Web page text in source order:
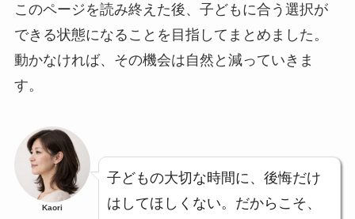
このページを読み終えた後、子どもに合う選択が
できる状態になることを目指してまとめました。
動かなければ、その機会は自然と減っていきま
す。
Kaori
子どもの大切な時間に、後悔だけ
はしてほしくない。だからこそ、